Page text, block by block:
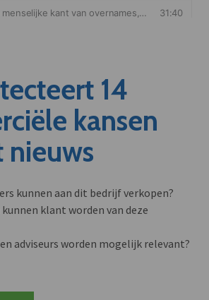
14
kansen
nieuws
kunnen aan dit bedrijf verkopen?
klant worden van deze
adviseurs worden mogelijk relevant?